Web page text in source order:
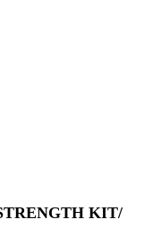
KIT/